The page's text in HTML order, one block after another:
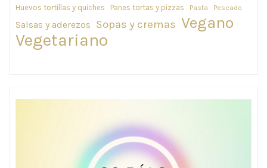
Huevos tortillas y quiches Panes tortas y pizzas Pasta Pescado
Salsas y aderezos Sopas y cremas Vegano
Vegetariano